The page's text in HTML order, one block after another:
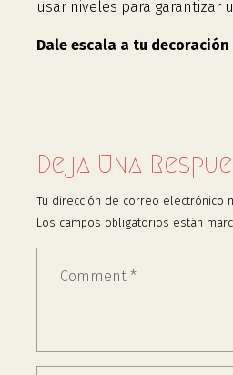
usar niveles para garantizar
Dale escala a tu
Deja Una
Tu dirección de correo electrónico
Los campos obligatorios están